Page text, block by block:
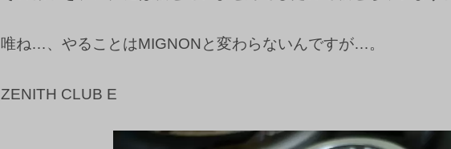
唯ね…、やることはMIGNONと変わらないんですが…。
ZENITH CLUB E